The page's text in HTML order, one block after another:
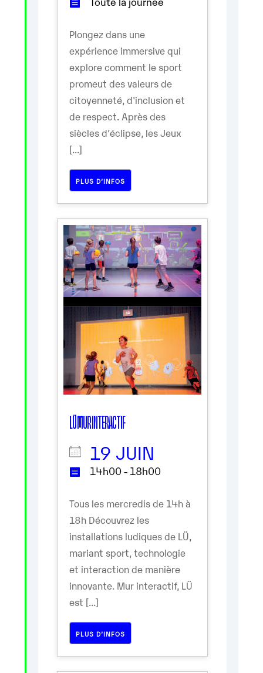
Plongez dans une
expérience immersive qui
explore comment le sport
promeut des valeurs de
citoyenneté, d'inclusion et
de respect. Après des
siècles d’éclipse, les Jeux
[...]
PLUS D’INFOS
LÜ MUR INTERACTIF
19 JUIN
14h00 - 18h00
Tous les mercredis de 14h à
18h Découvrez les
installations ludiques de LÜ,
mariant sport, technologie
et interaction de manière
innovante. Mur interactif, LÜ
est [...]
PLUS D’INFOS